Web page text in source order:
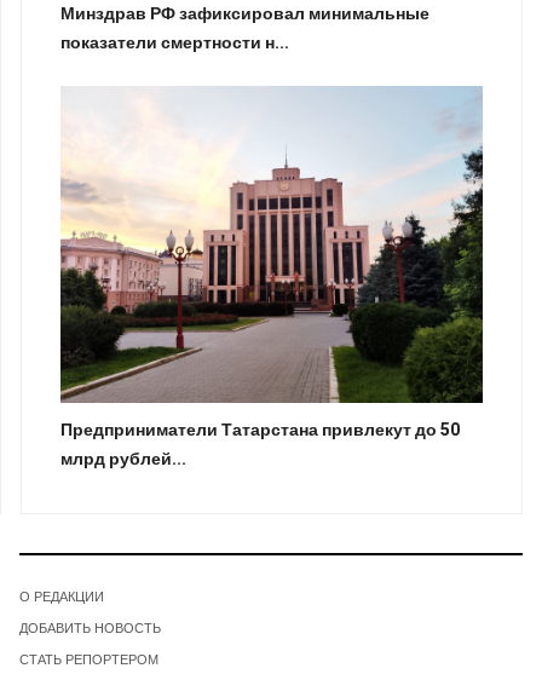
Минздрав РФ зафиксировал минимальные
показатели смертности н...
Предприниматели Татарстана привлекут до 50
млрд рублей...
О РЕДАКЦИИ
ДОБАВИТЬ НОВОСТЬ
СТАТЬ РЕПОРТЕРОМ